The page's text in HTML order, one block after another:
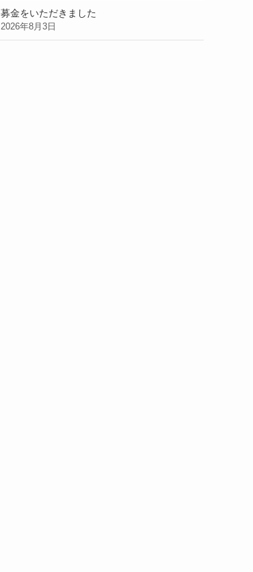
募金をいただきました
2026年8月3日